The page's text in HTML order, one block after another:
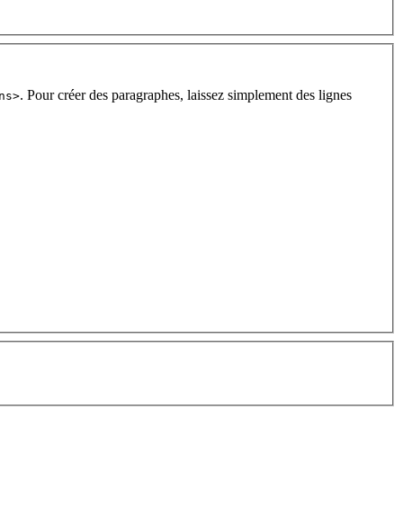
. Pour créer des paragraphes, laissez simplement des lignes